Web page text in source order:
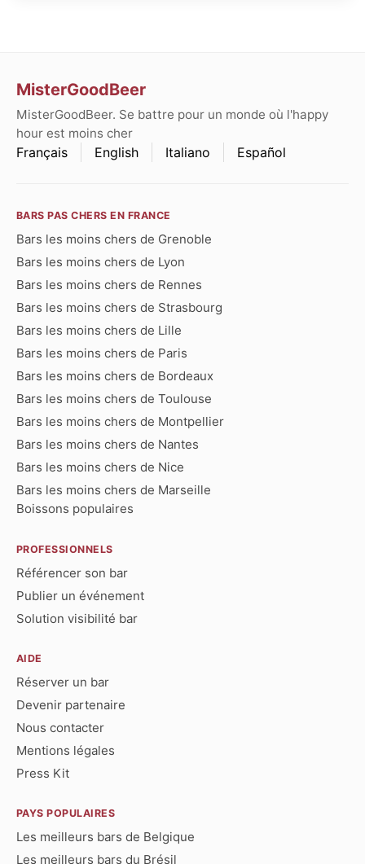
MisterGoodBeer
MisterGoodBeer. Se battre pour un monde où l'happy
hour est moins cher
Français English Italiano Español
BARS PAS CHERS EN FRANCE
Bars les moins chers de Grenoble
Bars les moins chers de Lyon
Bars les moins chers de Rennes
Bars les moins chers de Strasbourg
Bars les moins chers de Lille
Bars les moins chers de Paris
Bars les moins chers de Bordeaux
Bars les moins chers de Toulouse
Bars les moins chers de Montpellier
Bars les moins chers de Nantes
Bars les moins chers de Nice
Bars les moins chers de Marseille
Boissons populaires
PROFESSIONNELS
Référencer son bar
Publier un événement
Solution visibilité bar
AIDE
Réserver un bar
Devenir partenaire
Nous contacter
Mentions légales
Press Kit
PAYS POPULAIRES
Les meilleurs bars de Belgique
Les meilleurs bars du Brésil